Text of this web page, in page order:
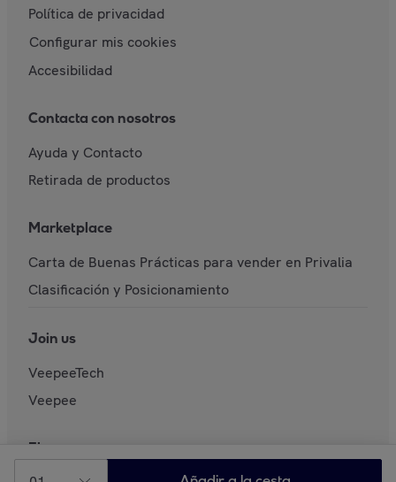
Política de privacidad
Configurar mis cookies
Accesibilidad
Contacta con nosotros
Ayuda y Contacto
Retirada de productos
Marketplace
Carta de Buenas Prácticas para vender en Privalia
Clasificación y Posicionamiento
Join us
VeepeeTech
Veepee
El pago